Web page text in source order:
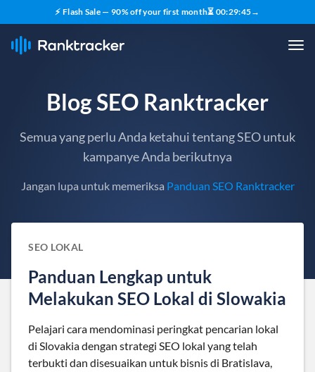
⚡ Flash Sale — 90% off your first month⏳ 00:29:44→
Blog SEO Ranktracker
Semua yang perlu Anda ketahui tentang SEO untuk
kampanye Anda berikutnya
Jangan lupa untuk memeriksa Panduan SEO Ranktracker
SEO LOKAL
Panduan Lengkap untuk
Melakukan SEO Lokal di Slowakia
Pelajari cara mendominasi peringkat pencarian lokal
di Slovakia dengan strategi SEO lokal yang telah
terbukti dan disesuaikan untuk bisnis di Bratislava,